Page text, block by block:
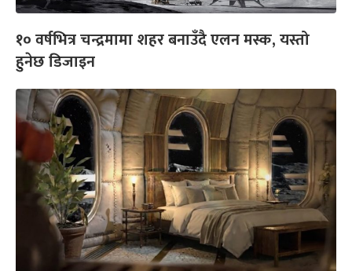
१० वर्षभित्र चन्द्रमामा शहर बनाउँदै एलन मस्क, यस्तो
हुनेछ डिजाइन